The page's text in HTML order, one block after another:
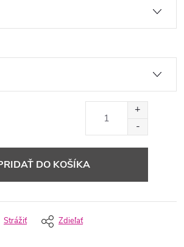
DO KOŠÍKA
Strážiť Zdieľať